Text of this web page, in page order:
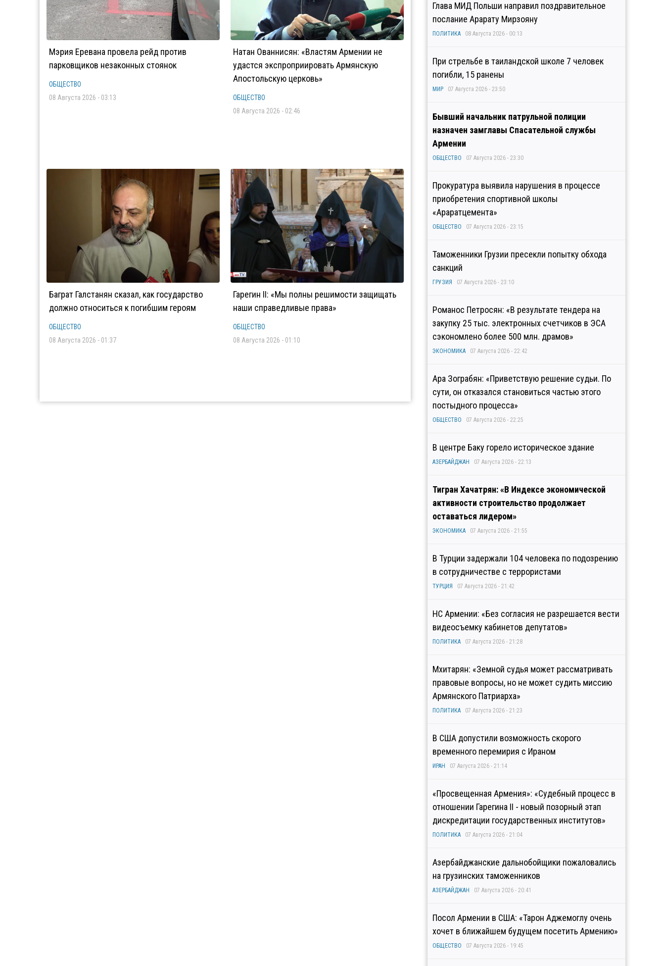
Мэрия Еревана провела рейд против
парковщиков незаконных стоянок
ОБЩЕСТВО
08 Августа 2026 - 03:13
Натан Ованнисян: «Властям Армении не
удастся экспроприировать Армянскую
Апостольскую церковь»
ОБЩЕСТВО
08 Августа 2026 - 02:46
Баграт Галстанян сказал, как государство
должно относиться к погибшим героям
ОБЩЕСТВО
08 Августа 2026 - 01:37
Гарегин II: «Мы полны решимости защищать
наши справедливые права»
ОБЩЕСТВО
08 Августа 2026 - 01:10
Глава МИД Польши направил поздравительное
послание Арарату Мирзояну
ПОЛИТИКА 08 Августа 2026 - 00:13
При стрельбе в таиландской школе 7 человек
погибли, 15 ранены
МИР 07 Августа 2026 - 23:50
Бывший начальник патрульной полиции
назначен замглавы Спасательной службы
Армении
ОБЩЕСТВО 07 Августа 2026 - 23:30
Прокуратура выявила нарушения в процессе
приобретения спортивной школы
«Араратцемента»
ОБЩЕСТВО 07 Августа 2026 - 23:15
Таможенники Грузии пресекли попытку обхода
санкций
ГРУЗИЯ 07 Августа 2026 - 23:10
Романос Петросян: «В результате тендера на
закупку 25 тыс. электронных счетчиков в ЭСА
сэкономлено более 500 млн. драмов»
ЭКОНОМИКА 07 Августа 2026 - 22:42
Ара Зограбян: «Приветствую решение судьи. По
сути, он отказался становиться частью этого
постыдного процесса»
ОБЩЕСТВО 07 Августа 2026 - 22:25
В центре Баку горело историческое здание
АЗЕРБАЙДЖАН 07 Августа 2026 - 22:13
Тигран Хачатрян: «В Индексе экономической
активности строительство продолжает
оставаться лидером»
ЭКОНОМИКА 07 Августа 2026 - 21:55
В Турции задержали 104 человека по подозрению
в сотрудничестве с террористами
ТУРЦИЯ 07 Августа 2026 - 21:42
НС Армении: «Без согласия не разрешается вести
видеосъемку кабинетов депутатов»
ПОЛИТИКА 07 Августа 2026 - 21:28
Мхитарян: «Земной судья может рассматривать
правовые вопросы, но не может судить миссию
Армянского Патриарха»
ПОЛИТИКА 07 Августа 2026 - 21:23
В США допустили возможность скорого
временного перемирия с Ираном
ИРАН 07 Августа 2026 - 21:14
«Просвещенная Армения»: «Судебный процесс в
отношении Гарегина II - новый позорный этап
дискредитации государственных институтов»
ПОЛИТИКА 07 Августа 2026 - 21:04
Азербайджанские дальнобойщики пожаловались
на грузинских таможенников
АЗЕРБАЙДЖАН 07 Августа 2026 - 20:41
Посол Армении в США: «Тарон Аджемоглу очень
хочет в ближайшем будущем посетить Армению»
ОБЩЕСТВО 07 Августа 2026 - 19:45